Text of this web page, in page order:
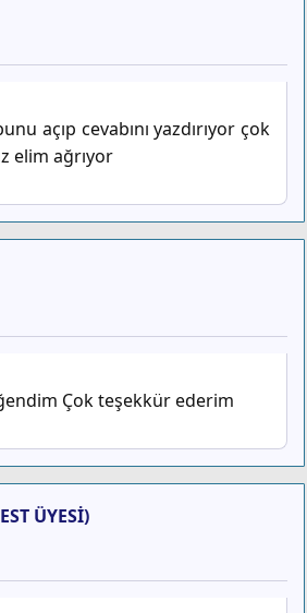
açıp cevabını yazdırıyor çok
elim ağrıyor
Çok teşekkür ederim
ÜYESİ)